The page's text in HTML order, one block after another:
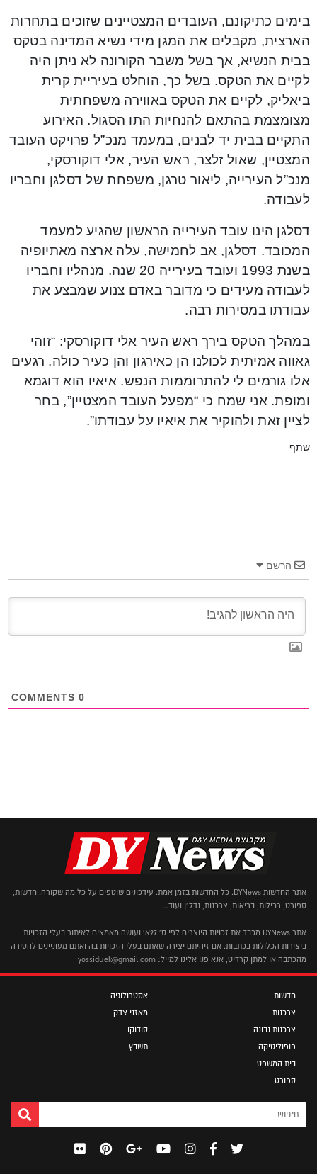
בימים כתיקונם, העובדים המצטיינים שזוכים בתחרות
הארצית, מקבלים את המגן מידי נשיא המדינה בטקס
בבית הנשיא, אך בשל משבר הקורונה לא ניתן היה
לקיים את הטקס. בשל כך, הוחלט בעיריית קרית
ביאליק, לקיים את הטקס באווירה משפחתית
מצומצמת בהתאם להנחיות התו הסגול. האירוע
התקיים בבית יד לבנים, במעמד מנכ”ל פרויקט העובד
המצטיין, שאול זלצר, ראש העיר, אלי דוקורסקי,
מנכ”ל העירייה, ליאור טרגן, משפחת של דסלגן וחבריו
לעבודה.
דסלגן הינו עובד העירייה הראשון שהגיע למעמד
המכובד. דסלגן, אב לחמישה, עלה ארצה מאתיופיה
בשנת 1993 ועובד בעירייה 20 שנה. מנהליו וחבריו
לעבודה מעידים כי מדובר באדם צנוע שמבצע את
עבודתו במסירות רבה.
במהלך הטקס בירך ראש העיר אלי דוקורסקי: “זוהי
גאווה אמיתית לכולנו הן כאירגון והן כעיר כולה. רגעים
אלו גורמים לי להתרוממות הנפש. איאיו הוא דוגמא
ומופת. אני שמח כי “מפעל העובד המצטיין”, בחר
לציין זאת ולהוקיר את איאיו על עבודתו”.
שתף
הרשם
0
אתר החדשות DYNews. כל החדשות בזמן אמת. עידכונים שוטפים על כל מה שקורה. חדשות,
ספורט, רכילות, בריאות, צרכנות, נדל"ן ועוד...
אתר DYNews מכבד את זכויות היוצרים לפי ס' 27א' ועושה מאמצים לאיתור בעלי הזכויות
ביצירות הכלולות בכתבות. אם זיהיתם יצירה שאתם בעלי הזכויות בה ואתם מעוניינים להסירה
מהכתבה או למתן קרדיט, אנא פנו אלינו למייל: yossiduek@gmail.com
חדשות
צרכנות
צרכנות נבונה
פופוליטיקה
בית המשפט
ספורט
אסטרולוגיה
מאזני צדק
סודוקו
תשבץ